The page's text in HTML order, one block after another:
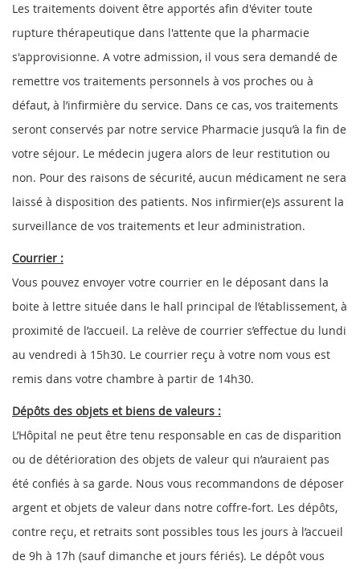
Les traitements doivent être apportés afin d'éviter toute
rupture thérapeutique dans l'attente que la pharmacie
s'approvisionne. A votre admission, il vous sera demandé de
remettre vos traitements personnels à vos proches ou à
défaut, à l’infirmière du service. Dans ce cas, vos traitements
seront conservés par notre service Pharmacie jusqu’à la fin de
votre séjour. Le médecin jugera alors de leur restitution ou
non. Pour des raisons de sécurité, aucun médicament ne sera
laissé à disposition des patients. Nos infirmier(e)s assurent la
surveillance de vos traitements et leur administration.
Courrier :
Vous pouvez envoyer votre courrier en le déposant dans la
boite à lettre située dans le hall principal de l’établissement, à
proximité de l’accueil. La relève de courrier s’effectue du lundi
au vendredi à 15h30. Le courrier reçu à votre nom vous est
remis dans votre chambre à partir de 14h30.
Dépôts des objets et biens de valeurs :
L’Hôpital ne peut être tenu responsable en cas de disparition
ou de détérioration des objets de valeur qui n’auraient pas
été confiés à sa garde. Nous vous recommandons de déposer
argent et objets de valeur dans notre coffre-fort. Les dépôts,
contre reçu, et retraits sont possibles tous les jours à l’accueil
de 9h à 17h (sauf dimanche et jours fériés). Le dépôt vous